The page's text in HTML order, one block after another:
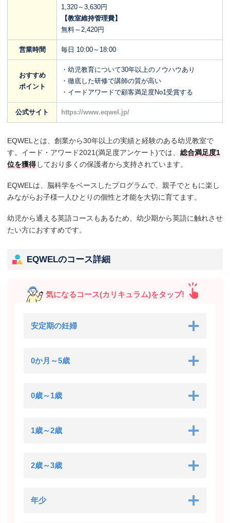
1,320～3,630円
【教室維持管理費】
無料～2,420円
営業時間 毎日 10:00～18:00
おすすめ
ポイント
・幼児教育について30年以上のノウハウあり
・徹底した研修で講師の質が高い
・イードアワードで顧客満足度No1受賞する
公式サイト https://www.eqwel.jp/
EQWELとは、創業から30年以上の実績と経験のある幼児教室で
す。イード・アワード2021(満足度アンケート)では、 総合満足度1
位を獲得 しており多くの保護者から支持されています。
EQWELは、脳科学をベースしたプログラムで、親子でともに楽し
みながらお子様一人ひとりの個性と才能を大切に育てます。
幼児から通える英語コースもあるため、幼少期から英語に触れさせ
たい方におすすめです。
EQWELのコース詳細
気になるコース(カリキュラム)をタップ!
安定期の妊婦
0か月～5歳
0歳～1歳
1歳～2歳
2歳～3歳
年少